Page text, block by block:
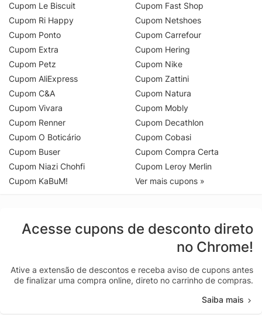
Cupom Le Biscuit
Cupom Ri Happy
Cupom Ponto
Cupom Extra
Cupom Petz
Cupom AliExpress
Cupom C&A
Cupom Vivara
Cupom Renner
Cupom O Boticário
Cupom Buser
Cupom Niazi Chohfi
Cupom KaBuM!
Cupom Fast Shop
Cupom Netshoes
Cupom Carrefour
Cupom Hering
Cupom Nike
Cupom Zattini
Cupom Natura
Cupom Mobly
Cupom Decathlon
Cupom Cobasi
Cupom Compra Certa
Cupom Leroy Merlin
Ver mais cupons »
Acesse cupons de desconto direto
no Chrome!
Ative a extensão de descontos e receba aviso de cupons antes
de finalizar uma compra online, direto no carrinho de compras.
Saiba mais